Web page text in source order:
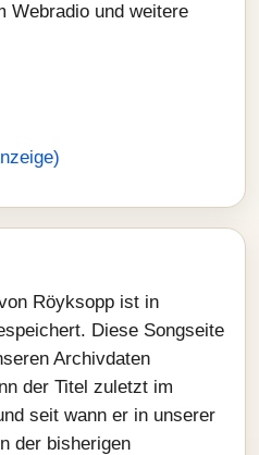
Webradio und weitere
Röyksopp ist in
Diese Songseite
Archivdaten
der Titel zuletzt im
seit wann er in unserer
der bisherigen